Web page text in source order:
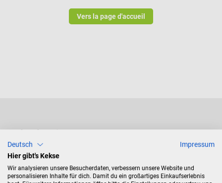
Vers la page d'accueil
Modes de paiement
Deutsch
Impressum
Hier gibt's Kekse
Wir analysieren unsere Besucherdaten, verbessern unsere Website und
personalisieren Inhalte für dich. Damit du ein großartiges Einkaufserlebnis